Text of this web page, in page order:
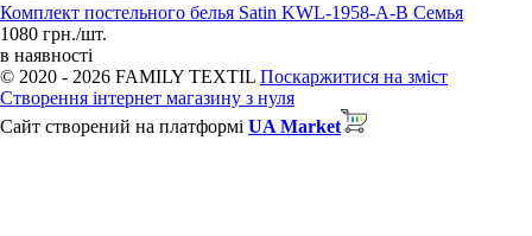
Комплект постельного белья Satin KWL-1958-A-B Семья
1080 грн./шт.
в наявності
© 2020 - 2026 FAMILY TEXTIL Поскаржитися на зміст
Створення інтернет магазину з нуля
Сайт створений на платформі UA Market